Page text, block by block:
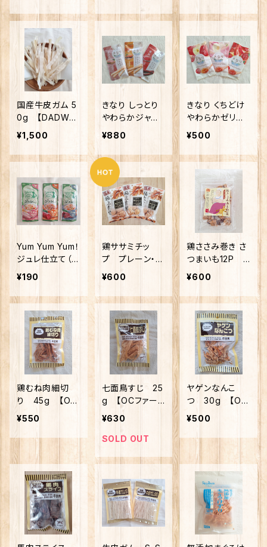
国産牛皮ガム 5
0g 【DADWA
Y】
¥1,500
きなり しっとり
やわらかジャー
キー（ささみ・
【カラーズ】
¥880
きなり くちどけ
やわらかゼリー
（りんご・もも・い
ラーズ】
¥500
Yum Yum Yum！
ジュレ仕立て（チ
キン・春小鯛・か
ーズ】
¥190
鶏ササミチッ
プ プレーン・チ
ーズ・砂肝 各6
ワン 極上素材】
¥600
鶏ささみ巻き さ
つまいも12P
職人仕上げ【ワ
¥600
鶏むね肉細切
り 45g 【OC
ファーム】
¥550
七面鳥すじ 25
g 【OCファー
ム】
¥630
SOLD OUT
ヤゲンなんこ
つ 30g 【OC
ファーム】
¥500